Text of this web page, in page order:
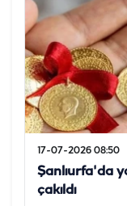
17-07-2026 08:50
Şanlıurfa'da
çakıldı